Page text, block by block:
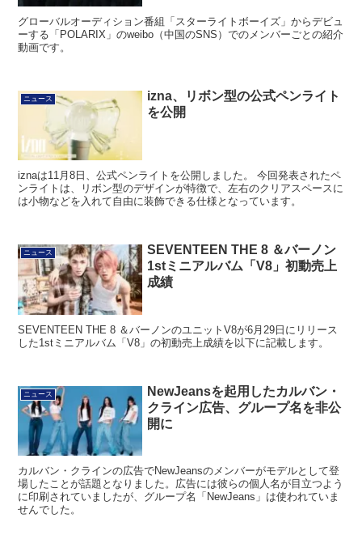
グローバルオーディション番組「スターライトボーイズ」からデビュ
ーする「POLARIX」のweibo（中国のSNS）でのメンバーごとの紹介
動画です。
ニュース
izna、リボン型の公式ペンライト
を公開
iznaは11月8日、公式ペンライトを公開しました。 今回発表されたペ
ンライトは、リボン型のデザインが特徴で、左右のクリアスペースに
は小物などを入れて自由に装飾できる仕様となっています。
ニュース
SEVENTEEN THE 8 ＆バーノン
1stミニアルバム「V8」初動売上
成績
SEVENTEEN THE 8 ＆バーノンのユニットV8が6月29日にリリース
した1stミニアルバム「V8」の初動売上成績を以下に記載します。
ニュース
NewJeansを起用したカルバン・
クライン広告、グループ名を非公
開に
カルバン・クラインの広告でNewJeansのメンバーがモデルとして登
場したことが話題となりました。広告には彼らの個人名が目立つよう
に印刷されていましたが、グループ名「NewJeans」は使われていま
せんでした。